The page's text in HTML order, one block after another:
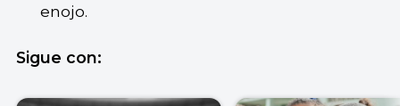
enojo.
Sigue con: